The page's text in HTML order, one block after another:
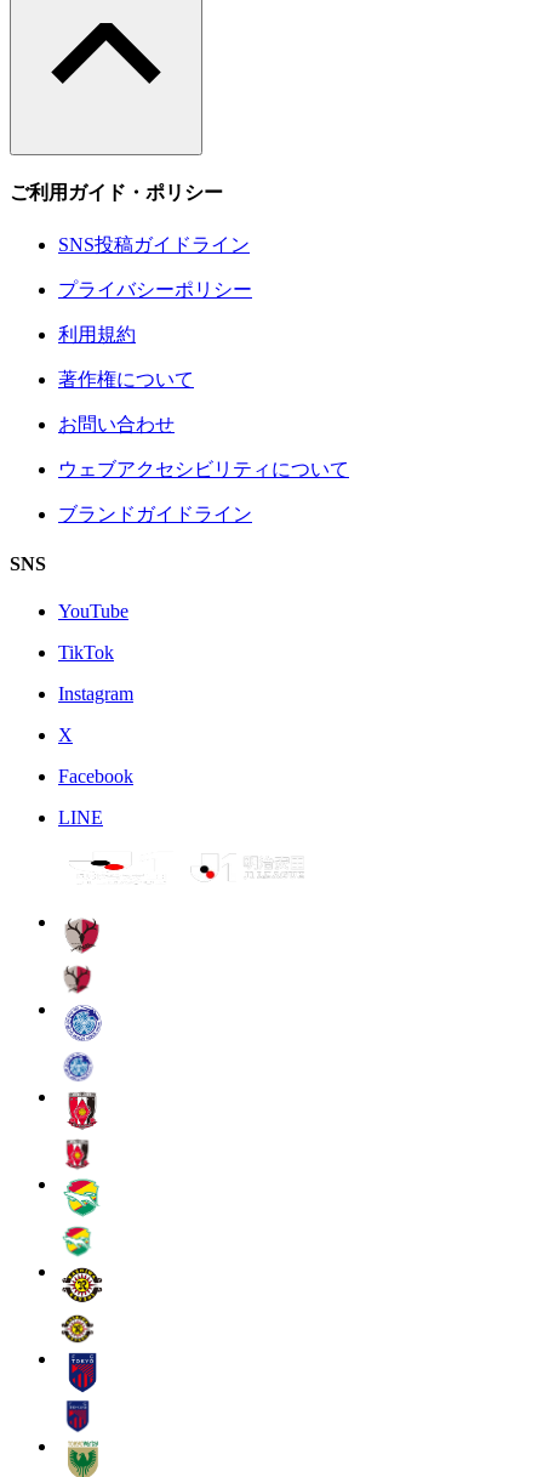
ご利用ガイド・ポリシー
SNS投稿ガイドライン
プライバシーポリシー
利用規約
著作権について
お問い合わせ
ウェブアクセシビリティについて
ブランドガイドライン
SNS
YouTube
TikTok
Instagram
X
Facebook
LINE